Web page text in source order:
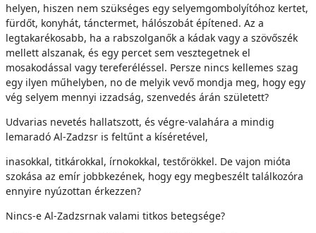
helyen, hiszen nem szükséges egy selyemgombolyítóhoz kertet,
fürdőt, konyhát, tánctermet, hálószobát építened. Az a
legtakarékosabb, ha a rabszolganők a kádak vagy a szövőszék
mellett alszanak, és egy percet sem vesztegetnek el
mosakodással vagy tereferéléssel. Persze nincs kellemes szag
egy ilyen műhelyben, no de melyik vevő mondja meg, hogy egy
vég selyem mennyi izzadság, szenvedés árán született?
Udvarias nevetés hallatszott, és végre-valahára a mindig
lemaradó Al-Zadzsr is feltűnt a kíséretével,
inasokkal, titkárokkal, írnokokkal, testőrökkel. De vajon mióta
szokása az emír jobbkezének, hogy egy megbeszélt találkozóra
ennyire nyúzottan érkezzen?
Nincs-e Al-Zadzsrnak valami titkos betegsége?